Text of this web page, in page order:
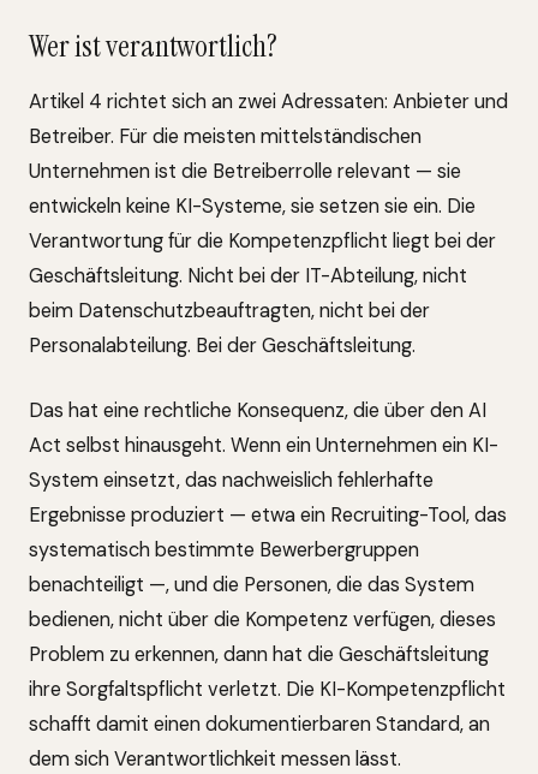
Wer ist verantwortlich?
Artikel 4 richtet sich an zwei Adressaten: Anbieter und
Betreiber. Für die meisten mittelständischen
Unternehmen ist die Betreiberrolle relevant — sie
entwickeln keine KI-Systeme, sie setzen sie ein. Die
Verantwortung für die Kompetenzpflicht liegt bei der
Geschäftsleitung. Nicht bei der IT-Abteilung, nicht
beim Datenschutzbeauftragten, nicht bei der
Personalabteilung. Bei der Geschäftsleitung.
Das hat eine rechtliche Konsequenz, die über den AI
Act selbst hinausgeht. Wenn ein Unternehmen ein KI-
System einsetzt, das nachweislich fehlerhafte
Ergebnisse produziert — etwa ein Recruiting-Tool, das
systematisch bestimmte Bewerbergruppen
benachteiligt —, und die Personen, die das System
bedienen, nicht über die Kompetenz verfügen, dieses
Problem zu erkennen, dann hat die Geschäftsleitung
ihre Sorgfaltspflicht verletzt. Die KI-Kompetenzpflicht
schafft damit einen dokumentierbaren Standard, an
dem sich Verantwortlichkeit messen lässt.